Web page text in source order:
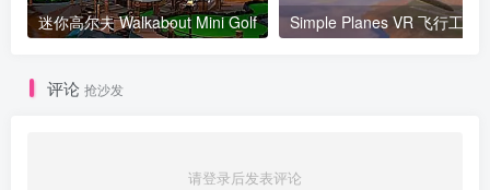
迷你高尔夫 Walkabout Mini Golf Simple Planes VR 飞行工厂
评论 抢沙发
请登录后发表评论